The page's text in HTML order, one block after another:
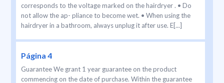
corresponds to the voltage marked on the hairdryer . • Do
not allow the ap- pliance to become wet. • When using the
hairdryer in a bathroom, always unplug it after use. E[...]
Página 4
Guarantee We grant 1 year guarantee on the product
commencing on the date of purchase. Within the guarantee